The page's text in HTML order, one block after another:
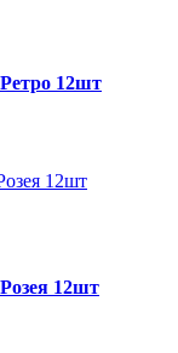
12шт
12шт